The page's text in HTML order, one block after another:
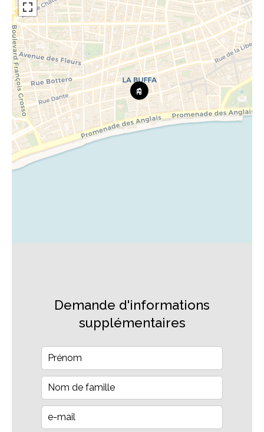
Demande d'informations
supplémentaires